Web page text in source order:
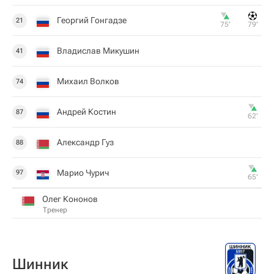
21 Георгий Гонгадзе 75‎’‎ 79‎’‎
41 Владислав Микушин
74 Михаил Волков
87 Андрей Костин 62‎’‎
88 Александр Гуз
97 Марио Чурич 65‎’‎
Олег Кононов
Тренер
Шинник